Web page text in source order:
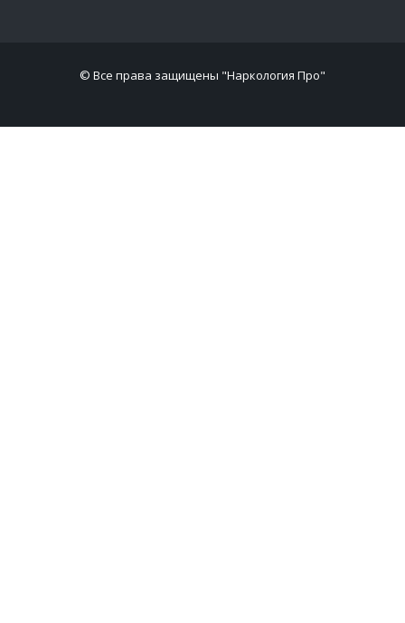
© Все права защищены "Наркология Про"